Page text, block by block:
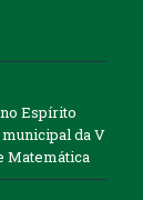
Espírito
municipal da V
Matemática